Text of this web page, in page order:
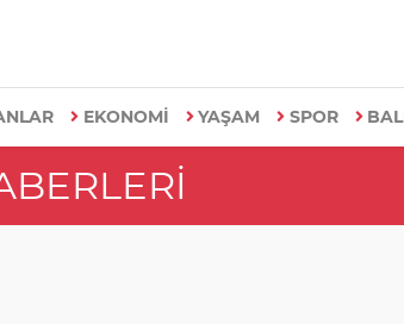
EKONOMİ YAŞAM SPOR